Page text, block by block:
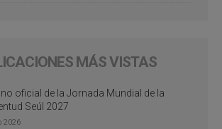
MÁS VISTAS
oficial de la Jornada Mundial de la
Seúl 2027
2026